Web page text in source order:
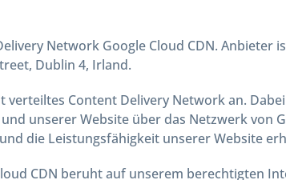
Network Google Cloud CDN. Anbieter
Dublin 4, Irland.
verteiltes Content Delivery Network an.
unserer Website über das Netzwerk von
die Leistungsfähigkeit unserer Website
CDN beruht auf unserem berechtigten